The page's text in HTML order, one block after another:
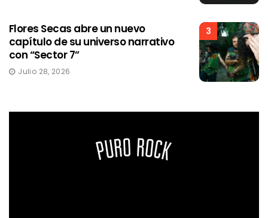
3
Flores Secas abre un nuevo
capítulo de su universo narrativo
con “Sector 7”
Julio 28, 2026